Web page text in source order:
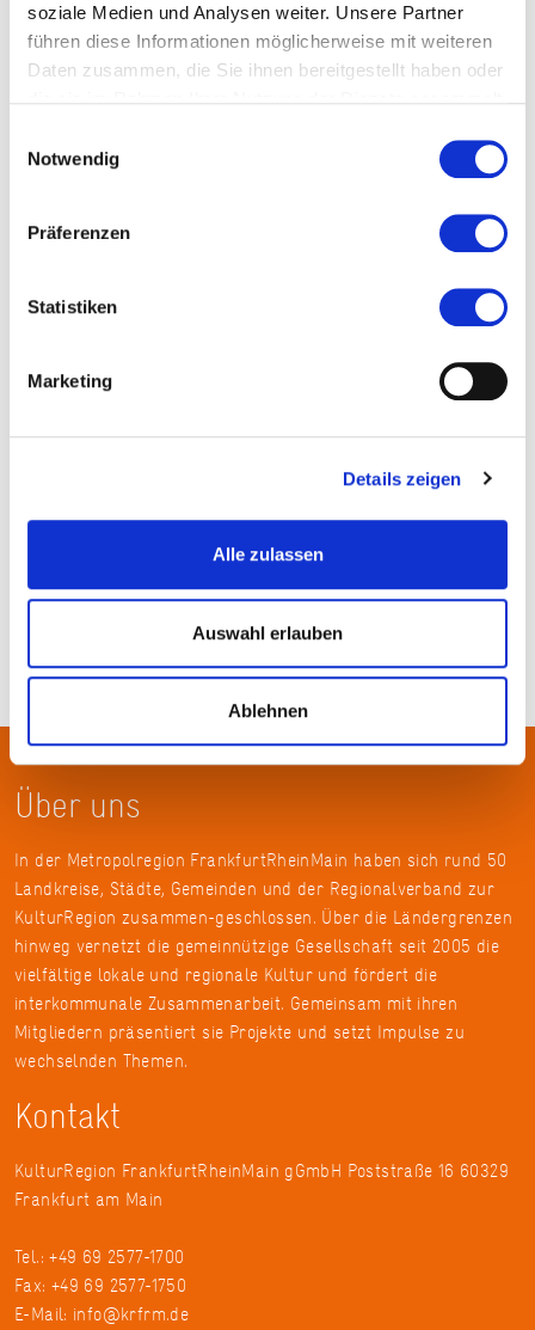
soziale Medien und Analysen weiter. Unsere Partner
führen diese Informationen möglicherweise mit weiteren
Daten zusammen, die Sie ihnen bereitgestellt haben oder
Notwendig
Präferenzen
Statistiken
Marketing
Details zeigen
Alle zulassen
Auswahl erlauben
Ablehnen
Kosten und Anmeldung
© Christiane Boehm-Kochanski
Über uns
In der Metropolregion FrankfurtRheinMain haben sich rund 50
Landkreise, Städte, Gemeinden und der Regionalverband zur
KulturRegion zusammen-geschlossen. Über die Ländergrenzen
hinweg vernetzt die gemeinnützige Gesellschaft seit 2005 die
vielfältige lokale und regionale Kultur und fördert die
interkommunale Zusammenarbeit. Gemeinsam mit ihren
Mitgliedern präsentiert sie Projekte und setzt Impulse zu
wechselnden Themen.
Kontakt
KulturRegion FrankfurtRheinMain gGmbH Poststraße 16 60329
Frankfurt am Main
Tel.: +49 69 2577-1700
Fax: +49 69 2577-1750
E-Mail: info@krfrm.de